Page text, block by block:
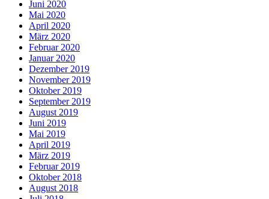
Juni 2020
Mai 2020
April 2020
März 2020
Februar 2020
Januar 2020
Dezember 2019
November 2019
Oktober 2019
September 2019
August 2019
Juni 2019
Mai 2019
April 2019
März 2019
Februar 2019
Oktober 2018
August 2018